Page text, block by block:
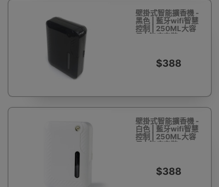
壁掛式智能擴香機 -
黑色 | 藍牙wifi智慧
控制 | 250ML大容
量 | 無痕安裝
$388
壁掛式智能擴香機 -
白色 | 藍牙wifi智慧
控制 | 250ML大容
量 | 無痕安裝
$388